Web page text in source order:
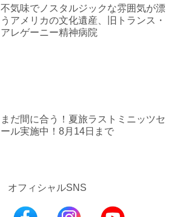
不気味でノスタルジックな雰囲気が漂
うアメリカの文化遺産、旧トランス・
アレゲーニー精神病院
まだ間に合う！夏旅ラストミニッツセ
ール実施中！8月14日まで
オフィシャルSNS